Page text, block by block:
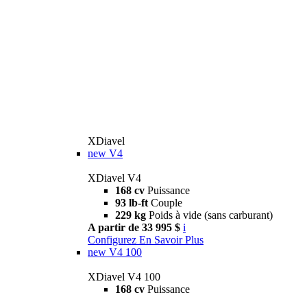
XDiavel
new V4
XDiavel V4
168 cv Puissance
93 lb-ft Couple
229 kg Poids à vide (sans carburant)
A partir de 33 995 $ i
Configurez En Savoir Plus
new V4 100
XDiavel V4 100
168 cv Puissance